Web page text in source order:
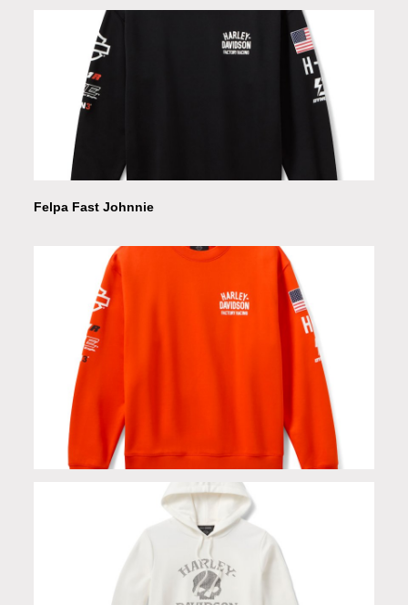
Felpa Fast Johnnie
Felpa Fast Johnnie